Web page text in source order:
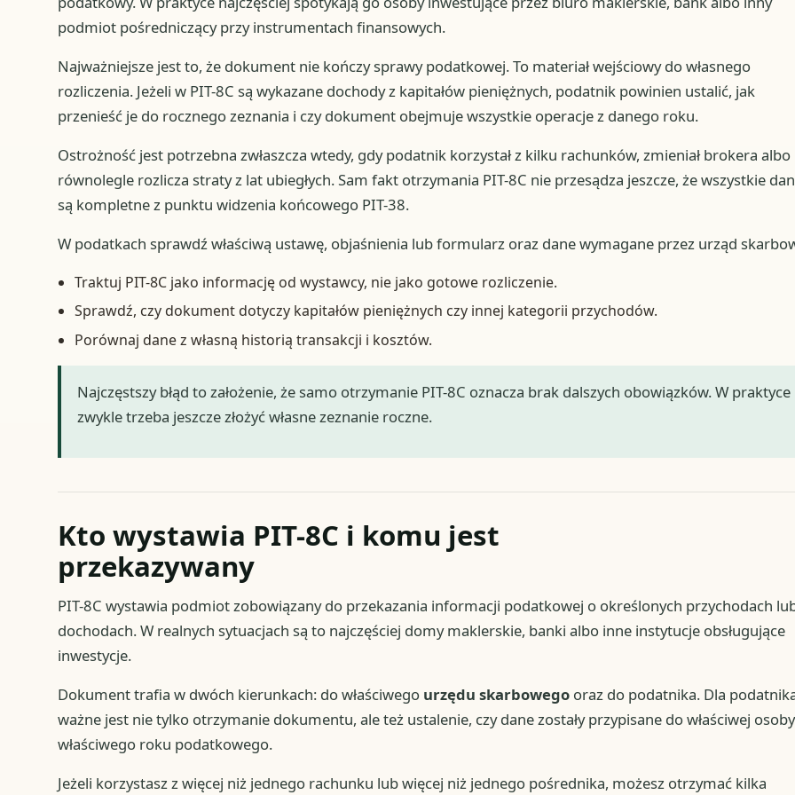
podmiot pośredniczący przy instrumentach finansowych.
Najważniejsze jest to, że dokument nie kończy sprawy podatkowej. To materiał wejściowy do własnego
rozliczenia. Jeżeli w PIT-8C są wykazane dochody z kapitałów pieniężnych, podatnik powinien ustalić, jak
przenieść je do rocznego zeznania i czy dokument obejmuje wszystkie operacje z danego roku.
Ostrożność jest potrzebna zwłaszcza wtedy, gdy podatnik korzystał z kilku rachunków, zmieniał brokera albo
równolegle rozlicza straty z lat ubiegłych. Sam fakt otrzymania PIT-8C nie przesądza jeszcze, że wszystkie
są kompletne z punktu widzenia końcowego PIT-38.
W podatkach sprawdź właściwą ustawę, objaśnienia lub formularz oraz dane wymagane przez urząd
Traktuj PIT-8C jako informację od wystawcy, nie jako gotowe rozliczenie.
Sprawdź, czy dokument dotyczy kapitałów pieniężnych czy innej kategorii przychodów.
Porównaj dane z własną historią transakcji i kosztów.
Najczęstszy błąd to założenie, że samo otrzymanie PIT-8C oznacza brak dalszych obowiązków. W praktyce
zwykle trzeba jeszcze złożyć własne zeznanie roczne.
Kto wystawia PIT-8C i komu jest
przekazywany
PIT-8C wystawia podmiot zobowiązany do przekazania informacji podatkowej o określonych przychodach
dochodach. W realnych sytuacjach są to najczęściej domy maklerskie, banki albo inne instytucje obsługujące
inwestycje.
Dokument trafia w dwóch kierunkach: do właściwego urzędu skarbowegooraz do podatnika. Dla
ważne jest nie tylko otrzymanie dokumentu, ale też ustalenie, czy dane zostały przypisane do właściwej
właściwego roku podatkowego.
Jeżeli korzystasz z więcej niż jednego rachunku lub więcej niż jednego pośrednika, możesz otrzymać kilka